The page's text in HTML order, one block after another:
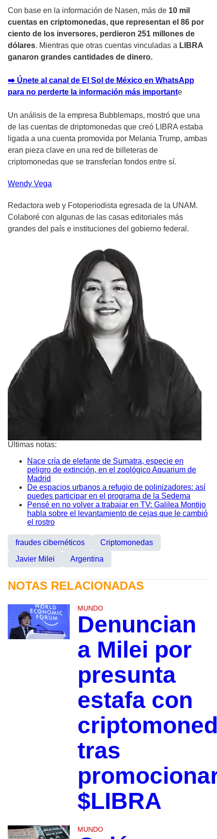
Con base en la información de Nasen, más de 10 mil
cuentas en criptomonedas, que representan el 86 por
ciento de los inversores, perdieron 251 millones de
dólares. Mientras que otras cuentas vinculadas a LIBRA
ganaron grandes cantidades de dinero.
➡️ Únete al canal de El Sol de México en WhatsApp
para no perderte la información más importante
Un análisis de la empresa Bubblemaps, mostró que una
de las cuentas de driptomonedas que creó LIBRA estaba
ligada a una cuenta promovida por Melania Trump, ambas
eran pieza clave en una red de billeteras de
criptomonedas que se transferían fondos entre sí.
Wendy Vega
Redactora web y Fotoperiodista egresada de la UNAM.
Colaboré con algunas de las casas editoriales más
grandes del país e instituciones del gobierno federal.
Últimas notas:
Nace cría de elefante de Sumatra, especie en
peligro de extinción, en el zoológico Aquarium de
Madrid
De espacios urbanos a refugio de polinizadores: así
puedes participar en el programa de la Sedema
Pensé en no volver a trabajar en TV: Galilea Montijo
habla sobre el levantamiento de cejas que le cambió
el rostro
fraudes cibernéticos
Criptomonedas
Javier Milei
Argentina
NOTAS RELACIONADAS
MUNDO
Denuncian
a Milei por
presunta
estafa con
tras
$LIBRA
MUNDO